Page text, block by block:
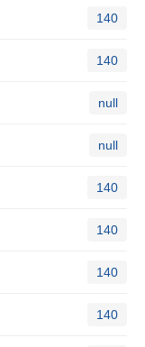
140
140
null
null
140
140
140
140